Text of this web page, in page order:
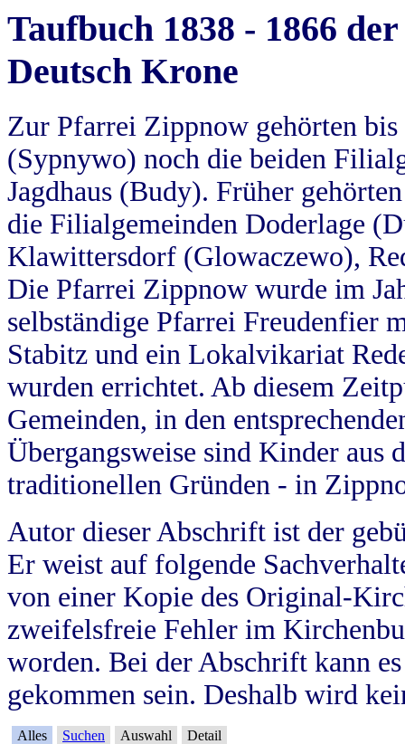
Taufbuch 1838 - 1866
Deutsch Krone
Zur Pfarrei Zippnow gehörten
(Sypnywo) noch die beiden
Jagdhaus (Budy). Früher
die Filialgemeinden Doderlage
Klawittersdorf (Glowaczewo),
Die Pfarrei Zippnow wurde im
selbständige Pfarrei Freudenfier
Stabitz und ein Lokalvikariat
wurden errichtet. Ab diesem
Gemeinden, in den
Übergangsweise sind Kinder aus
traditionellen Gründen - in
Autor dieser Abschrift ist der
Er weist auf folgende
von einer Kopie des Original-
zweifelsfreie Fehler im
worden. Bei der Abschrift kann
gekommen sein. Deshalb wird
Alles Suchen Auswahl Detail